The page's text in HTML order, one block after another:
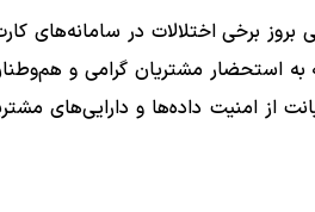
برخی اختلالات در سامانه‌های
استحضار مشتریان گرامی و
از امنیت داده‌ها و دارایی‌های